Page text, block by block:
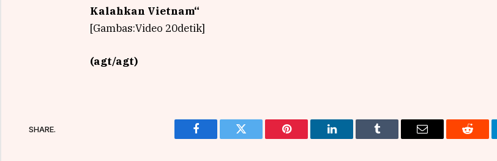
Kalahkan Vietnam“
[Gambas:Video 20detik]
(agt/agt)
SHARE.
Facebook Twitter Pinterest LinkedIn Tumblr Email Reddit